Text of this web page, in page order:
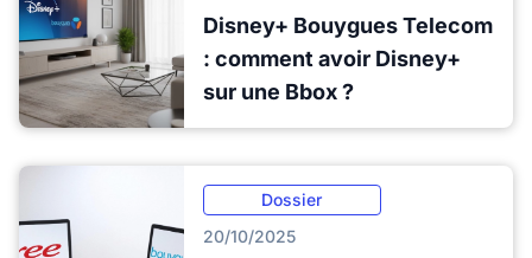
Disney+ Bouygues Telecom
: comment avoir Disney+
sur une Bbox ?
Dossier
20/10/2025